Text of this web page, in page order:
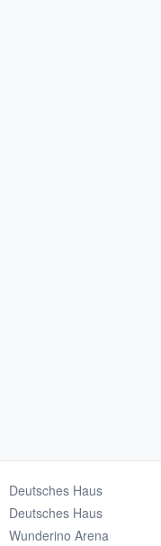
Deutsches Haus
Deutsches Haus
Wunderino Arena